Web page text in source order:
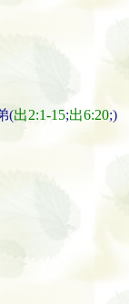
(出2:1-15;出6:20;)